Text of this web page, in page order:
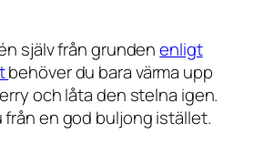
själv från grundenenligt
behöver du bara värma upp
och låta den stelna igen.
en god buljong istället.